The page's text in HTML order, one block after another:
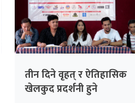
तीन दिने वृहत् र ऐतिहासिक
खेलकुद प्रदर्शनी हुने